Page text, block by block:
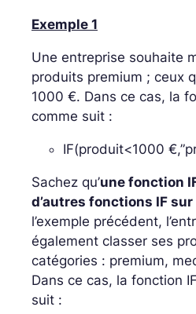
Exemple 1
Une entreprise souhaite
produits premium ; ceux
1000 €. Dans ce cas, la
comme suit :
IF(produit<1000
Sachez qu’une fonction
d’autres fonctions IF sur
l’exemple précédent,
également classer ses
catégories : premium,
Dans ce cas, la fonction
suit :